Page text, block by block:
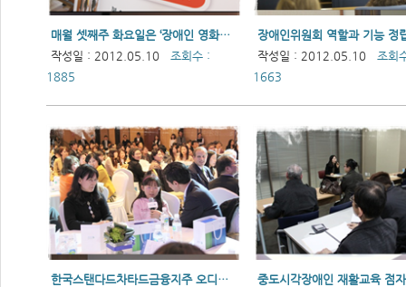
매월 셋째주 화요일은 ‘장애인 영화관람데이’-시․청각장애인을 위한 영화상영회
작성일 : 2012.05.10
조회수 :
1885
작성일 : 2012.05.10
조회
1663
한국스탠다드차타드금융지주 오디오북 출판기념회